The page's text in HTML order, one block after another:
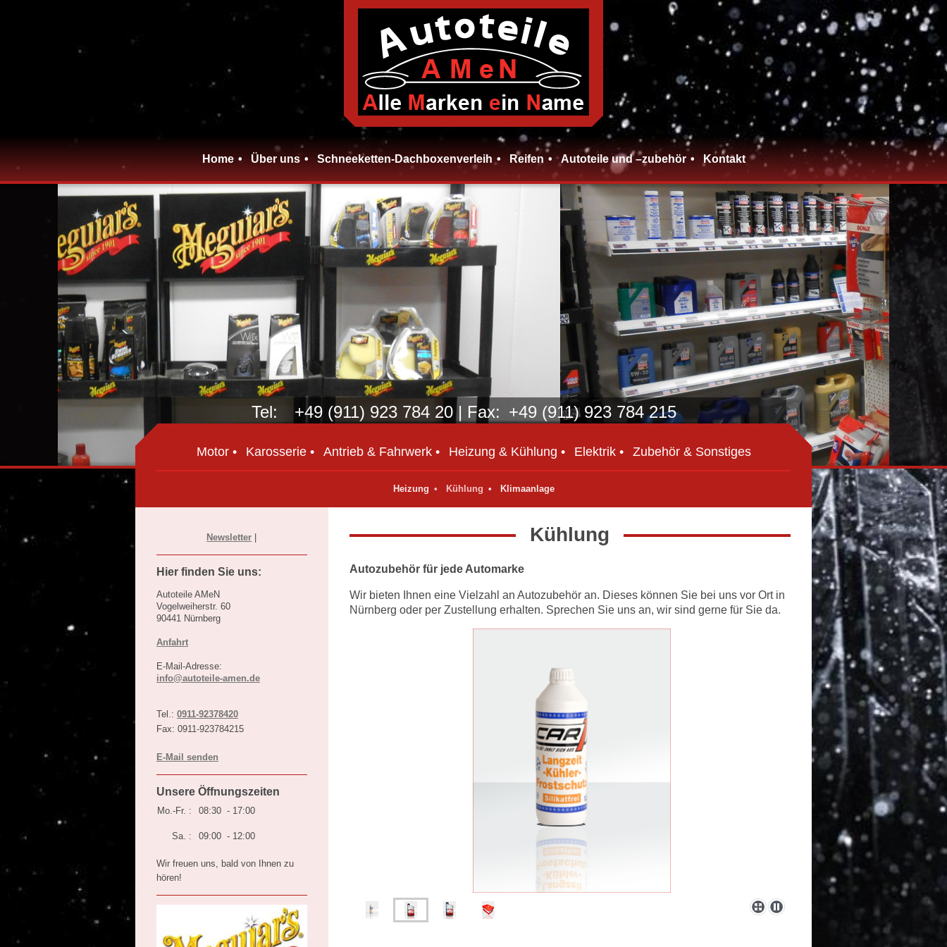
Home Über uns Schneeketten-Dachboxenverleih Reifen Autoteile und –zubehör Kontakt
Tel: +49 (911) 923 784 20 | Fax: +49 (911) 923 784 215
Motor Karosserie Antrieb & Fahrwerk Heizung & Kühlung Elektrik Zubehör & Sonstiges
Heizung Kühlung Klimaanlage
Kühlung
Autozubehör für jede Automarke
Wir bieten Ihnen eine Vielzahl an Autozubehör an. Dieses können Sie bei uns vor Ort in
Nürnberg oder per Zustellung erhalten. Sprechen Sie uns an, wir sind gerne für Sie da.
Newsletter
Hier finden Sie uns:
Autoteile AMeN
Vogelweiherstr. 60
90441 Nürnberg
Anfahrt
E-Mail-Adresse:
info@autoteile-amen.de
Tel.: 0911-92378420
Fax: 0911-923784215
E-Mail senden
Unsere Öffnungszeiten
Mo.-Fr. : 08:30 - 17:00
Sa. : 09:00 - 12:00
Wir freuen uns, bald von Ihnen zu
hören!